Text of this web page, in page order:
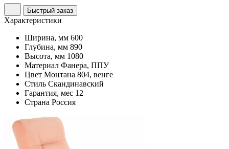
Быстрый заказ
Характеристики
Ширина, мм 600
Глубина, мм 890
Высота, мм 1080
Материал Фанера, ППУ
Цвет Монтана 804, венге
Стиль Скандинавский
Гарантия, мес 12
Страна Россия